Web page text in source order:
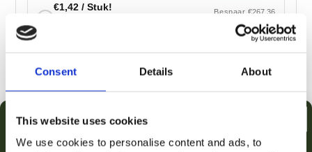
Consent Details About
This website uses cookies
We use cookies to personalise content and ads, to
€1,42 / Stuk! Bespaar €267,36
€68,16
tandpasta 75ml 05/26 OP = OP
Bespaar €421,50
Voeg toe aan winkelwagen